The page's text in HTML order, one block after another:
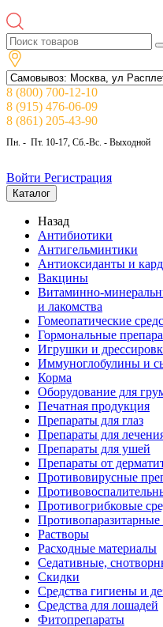
8 (800) 700-12-10
8 (915) 476-06-09
8 (861) 205-43-90
Пн. - Пт. 10-17, Сб.-Вс. - Выходной
Войти Регистрация
Каталог
Назад
Антибиотики
Антигельминтики
Антиоксиданты и
Вакцины
Витаминно-
и лакомства
Гомеопатические
Гормональные
Игрушки и
Иммуноглобулины и
Корма
Оборудование для
Печатная продукция
Препараты для глаз
Препараты для
Препараты для ушей
Препараты от
Противовирусные
Противогрибковые
Противопаразитарные
Растворы
Расходные материалы
Седативные,
Скидки
Средства гигиены и
Средства для лошадей
Фитопрепараты